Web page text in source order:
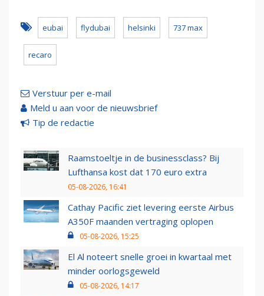
eubai flydubai helsinki 737 max
recaro
Verstuur per e-mail
Meld u aan voor de nieuwsbrief
Tip de redactie
Raamstoeltje in de businessclass? Bij
Lufthansa kost dat 170 euro extra
05-08-2026, 16:41
Cathay Pacific ziet levering eerste Airbus
A350F maanden vertraging oplopen
05-08-2026, 15:25
El Al noteert snelle groei in kwartaal met
minder oorlogsgeweld
05-08-2026, 14:17